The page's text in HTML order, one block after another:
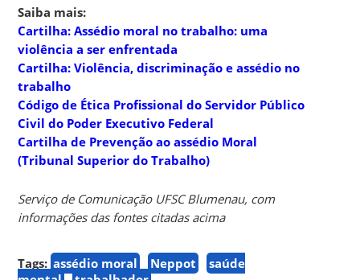
Saiba mais:
Cartilha: Assédio moral no trabalho: uma
violência a ser enfrentada
Cartilha: Violência, discriminação e assédio no
trabalho
Código de Ética Profissional do Servidor Público
Civil do Poder Executivo Federal
Cartilha de Prevenção ao assédio Moral
(Tribunal Superior do Trabalho)
Serviço de Comunicação UFSC Blumenau, com
informações das fontes citadas acima
Tags: assédio moral Neppot
saúde